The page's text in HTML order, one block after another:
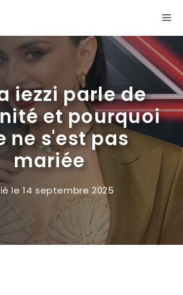
iezzi parle de
et pourquoi
ne s'est pas
mariée
le14 septembre 2025